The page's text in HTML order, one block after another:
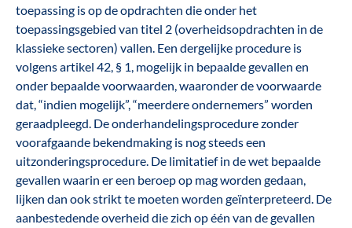
toepassing is op de opdrachten die onder het
toepassingsgebied van titel 2 (overheidsopdrachten in de
klassieke sectoren) vallen. Een dergelijke procedure is
volgens artikel 42, § 1, mogelijk in bepaalde gevallen en
onder bepaalde voorwaarden, waaronder de voorwaarde
dat, “indien mogelijk”, “meerdere ondernemers” worden
geraadpleegd. De onderhandelingsprocedure zonder
voorafgaande bekendmaking is nog steeds een
uitzonderingsprocedure. De limitatief in de wet bepaalde
gevallen waarin er een beroep op mag worden gedaan,
lijken dan ook strikt te moeten worden geïnterpreteerd. De
aanbestedende overheid die zich op één van de gevallen